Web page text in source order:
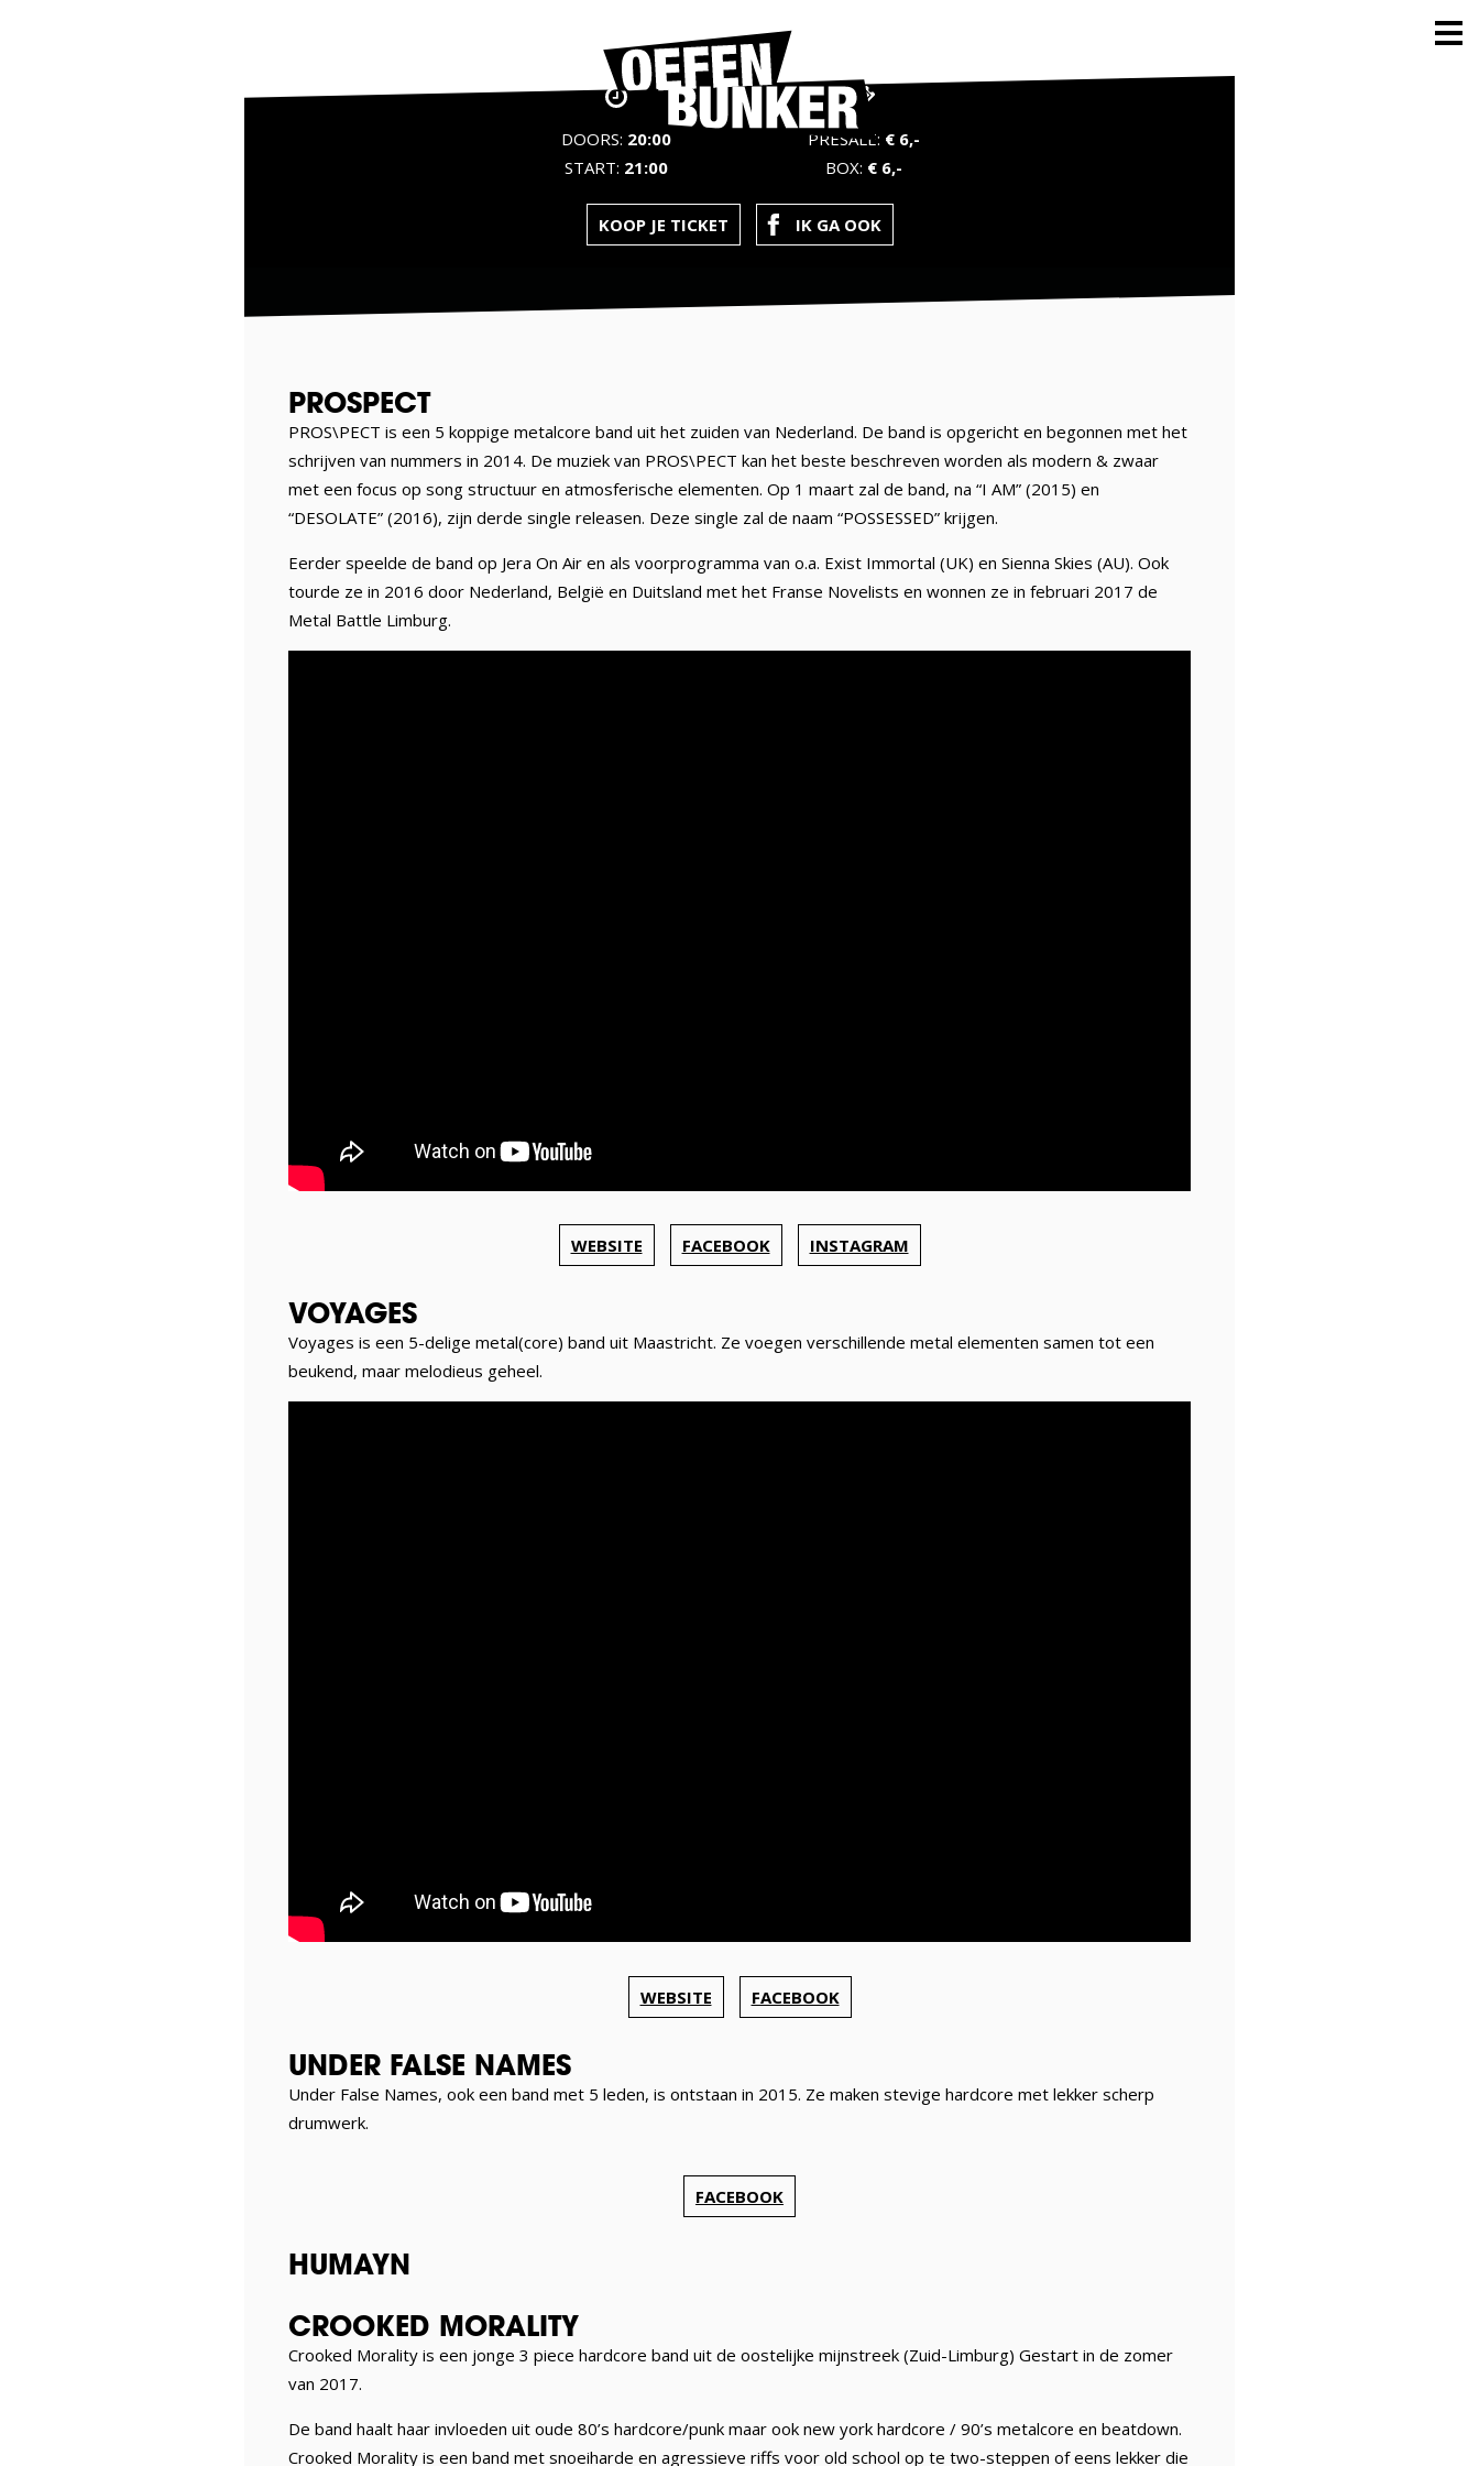
DOORS: 20:00
START: 21:00
PRESALE: € 6,-
BOX: € 6,-
KOOP JE TICKET IK GA OOK
PROSPECT
PROS\PECT is een 5 koppige metalcore band uit het zuiden van Nederland. De band is opgericht en begonnen met het
schrijven van nummers in 2014. De muziek van PROS\PECT kan het beste beschreven worden als modern & zwaar
met een focus op song structuur en atmosferische elementen. Op 1 maart zal de band, na “I AM” (2015) en
“DESOLATE” (2016), zijn derde single releasen. Deze single zal de naam “POSSESSED” krijgen.
Eerder speelde de band op Jera On Air en als voorprogramma van o.a. Exist Immortal (UK) en Sienna Skies (AU). Ook
tourde ze in 2016 door Nederland, België en Duitsland met het Franse Novelists en wonnen ze in februari 2017 de
Metal Battle Limburg.
WEBSITE FACEBOOK INSTAGRAM
VOYAGES
Voyages is een 5-delige metal(core) band uit Maastricht. Ze voegen verschillende metal elementen samen tot een
beukend, maar melodieus geheel.
WEBSITE FACEBOOK
UNDER FALSE NAMES
Under False Names, ook een band met 5 leden, is ontstaan in 2015. Ze maken stevige hardcore met lekker scherp
drumwerk.
FACEBOOK
HUMAYN
CROOKED MORALITY
Crooked Morality is een jonge 3 piece hardcore band uit de oostelijke mijnstreek (Zuid-Limburg) Gestart in de zomer
van 2017.
De band haalt haar invloeden uit oude 80’s hardcore/punk maar ook new york hardcore / 90’s metalcore en beatdown.
Crooked Morality is een band met snoeiharde en agressieve riffs voor old school op te two-steppen of eens lekker die